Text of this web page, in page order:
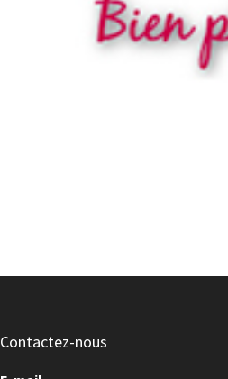
Contactez-nous